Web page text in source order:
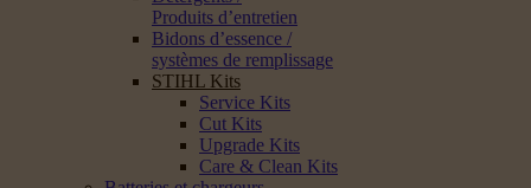
Produits d’entretien
Bidons d’essence /
systèmes de remplissage
STIHL Kits
Service Kits
Cut Kits
Upgrade Kits
Care & Clean Kits